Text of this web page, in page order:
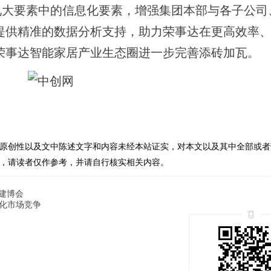
要素中的信息化要素，增强集团本部与各子公
精准的数据分析支持，助力荣事达在更高效率
达智能家居产业生态圈进一步完善添砖加瓦。
创性以及文中陈述文字和内容未经本站证实，对本文以及其中全部或
读者仅作参考，并请自行核实相关内容。
博会
市场竞争